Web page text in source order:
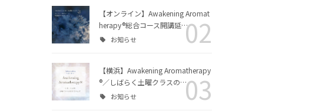
スアロマ本コース
チャクラヒーリング・カ
チャクラヒーリング・カ
コース
ホリスティックアロマセ
日々のこと【オンライン】Awakening Aromat
herapy®総合コース開講延…
お知らせ 02
【横浜】Awakening Aromatherapy
®／しばらく土曜クラスの…
お知らせ 03